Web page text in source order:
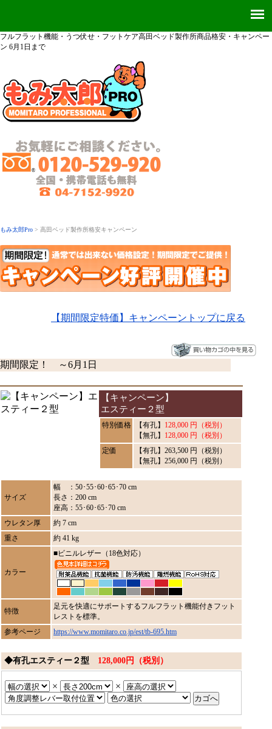
フルフラット機能・うつ伏せ・フットケア高田ベッド製作所商品格安・キャンペー
ン 6月1日まで
もみ太郎Pro > 高田ベッド製作所格安キャンペーン
【期間限定特価】キャンペーントップに戻る
期間限定！ ～6月1日
【キャンペーン】
エスティー２型
特別価格 【有孔】 128,000 円（税別）
【無孔】 128,000 円（税別）
定価
【有孔】263,500 円（税別）
【無孔】256,000 円（税別）
サイズ
幅 ：50･55･60･65･70 cm
長さ：200 cm
座高：55･60･65･70 cm
ウレタン厚
約 7 cm
重さ
約 41 kg
カラー
■ビニルレザー（18色対応）
特徴
足元を快適にサポートするフルフラット機能付きフット
レストを標準。
参考ページ
https://www.momitaro.co.jp/est/tb-695.htm
◆有孔エスティー２型 128,000円（税別）
× ×